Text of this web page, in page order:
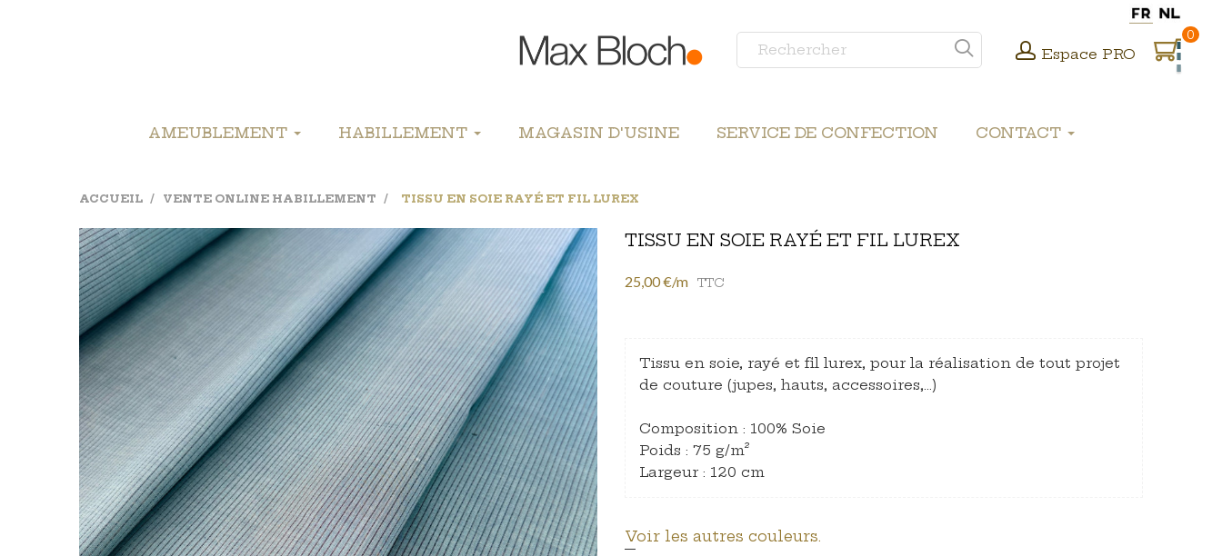
Espace PRO
0
AMEUBLEMENT HABILLEMENT MAGASIN D'USINE SERVICE DE CONFECTION CONTACT
ACCUEIL VENTE ONLINE HABILLEMENT TISSU EN SOIE RAYÉ ET FIL LUREX
TISSU EN SOIE RAYÉ ET FIL LUREX
25,00 €/m TTC
Tissu en soie, rayé et fil lurex, pour la réalisation de tout projet
de couture (jupes, hauts, accessoires,…)
Composition : 100% Soie
Poids : 75 g/m²
Largeur : 120 cm
Voir les autres couleurs.